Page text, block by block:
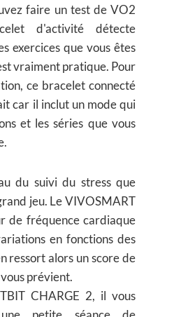
faire un test de VO2
d'activité détecte
exercices que vous êtes
vraiment pratique. Pour
ce bracelet connecté
car il inclut un mode qui
et les séries que vous
du suivi du stress que
jeu. Le VIVOSMART
de fréquence cardiaque
en fonctions des
ressort alors un score de
prévient.
CHARGE 2, il vous